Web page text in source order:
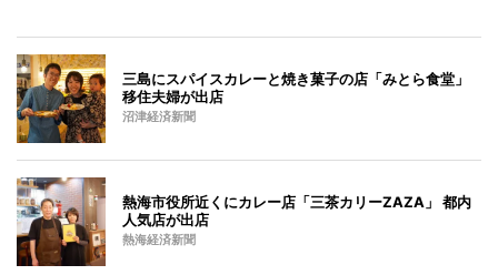
三島にスパイスカレーと焼き菓子の店「みとら食堂」
移住夫婦が出店
沼津経済新聞
熱海市役所近くにカレー店「三茶カリーZAZA」 都内
人気店が出店
熱海経済新聞